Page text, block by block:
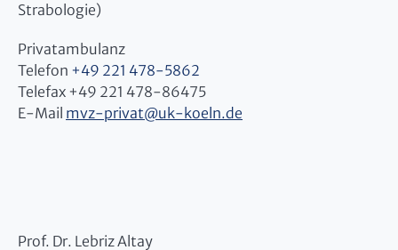
Strabologie)
Privatambulanz
Telefon +49 221 478-5862
Telefax +49 221 478-86475
E-Mail mvz-privat@uk-koeln.de
Prof. Dr. Lebriz Altay